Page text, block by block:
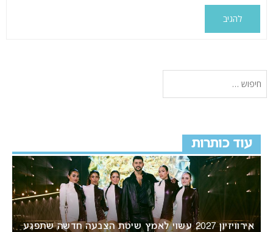
עוד כותרות
אירוויזיון 2027 עשוי לאמץ שיטת הצבעה חדשה שתפגע